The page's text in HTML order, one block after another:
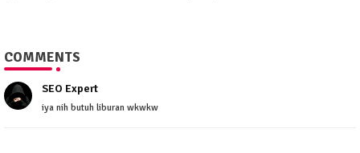
COMMENTS
SEO Expert
iya nih butuh liburan wkwkw